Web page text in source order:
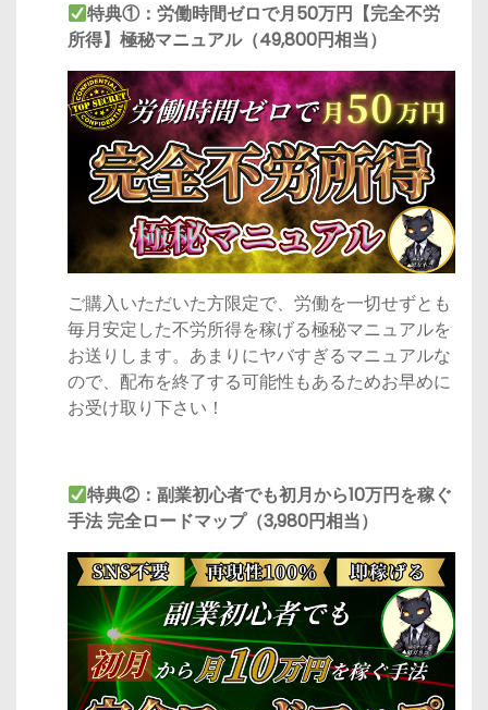
特典①：労働時間ゼロで月50万円【完全不労
所得】極秘マニュアル（49,800円相当）
ご購入いただいた方限定で、労働を一切せずとも
毎月安定した不労所得を稼げる極秘マニュアルを
お送りします。あまりにヤバすぎるマニュアルな
ので、配布を終了する可能性もあるためお早めに
お受け取り下さい！
特典②：副業初心者でも初月から10万円を稼ぐ
手法 完全ロードマップ（3,980円相当）